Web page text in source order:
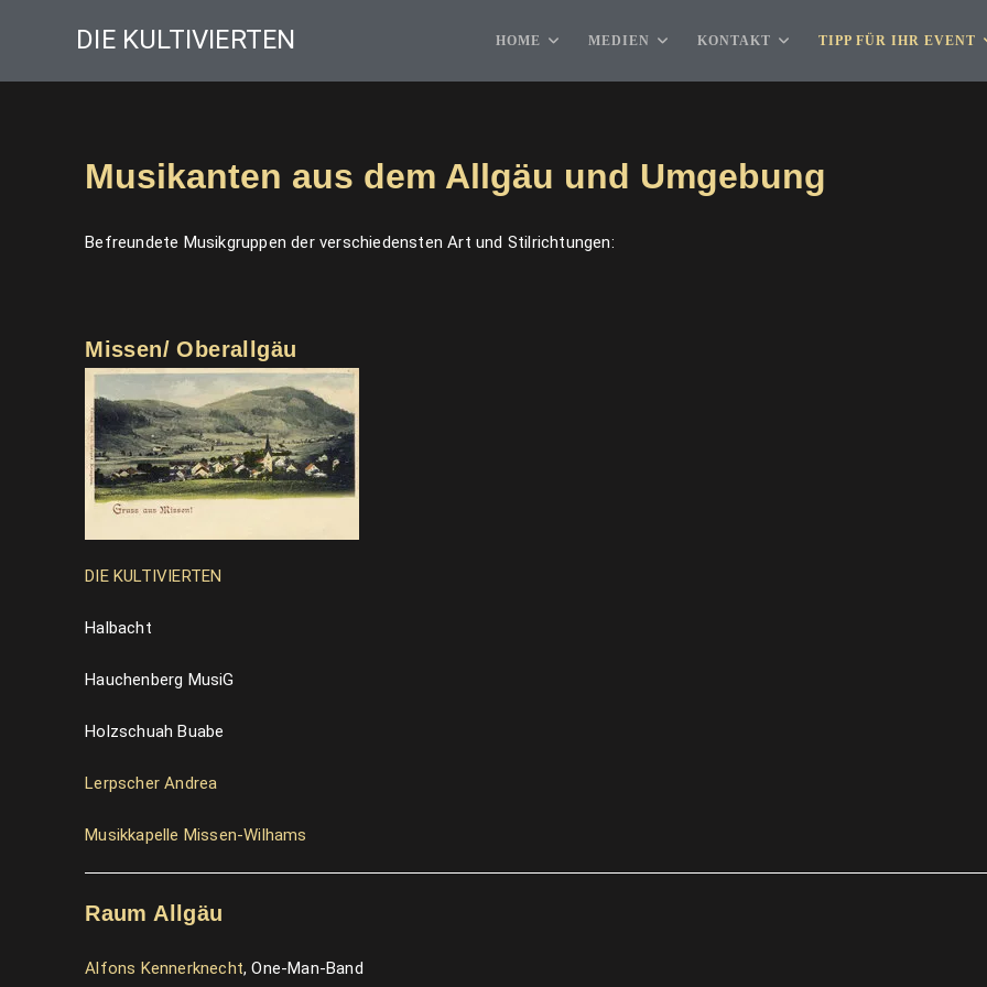
DIE KULTIVIERTEN HOME MEDIEN KONTAKT TIPP FÜR IHR EVENT
Musikanten aus dem Allgäu und Umgebung
Befreundete Musikgruppen der verschiedensten Art und Stilrichtungen:
Missen/ Oberallgäu
DIE KULTIVIERTEN
Halbacht
Hauchenberg MusiG
Holzschuah Buabe
Lerpscher Andrea
Musikkapelle Missen-Wilhams
Raum Allgäu
Alfons Kennerknecht, One-Man-Band